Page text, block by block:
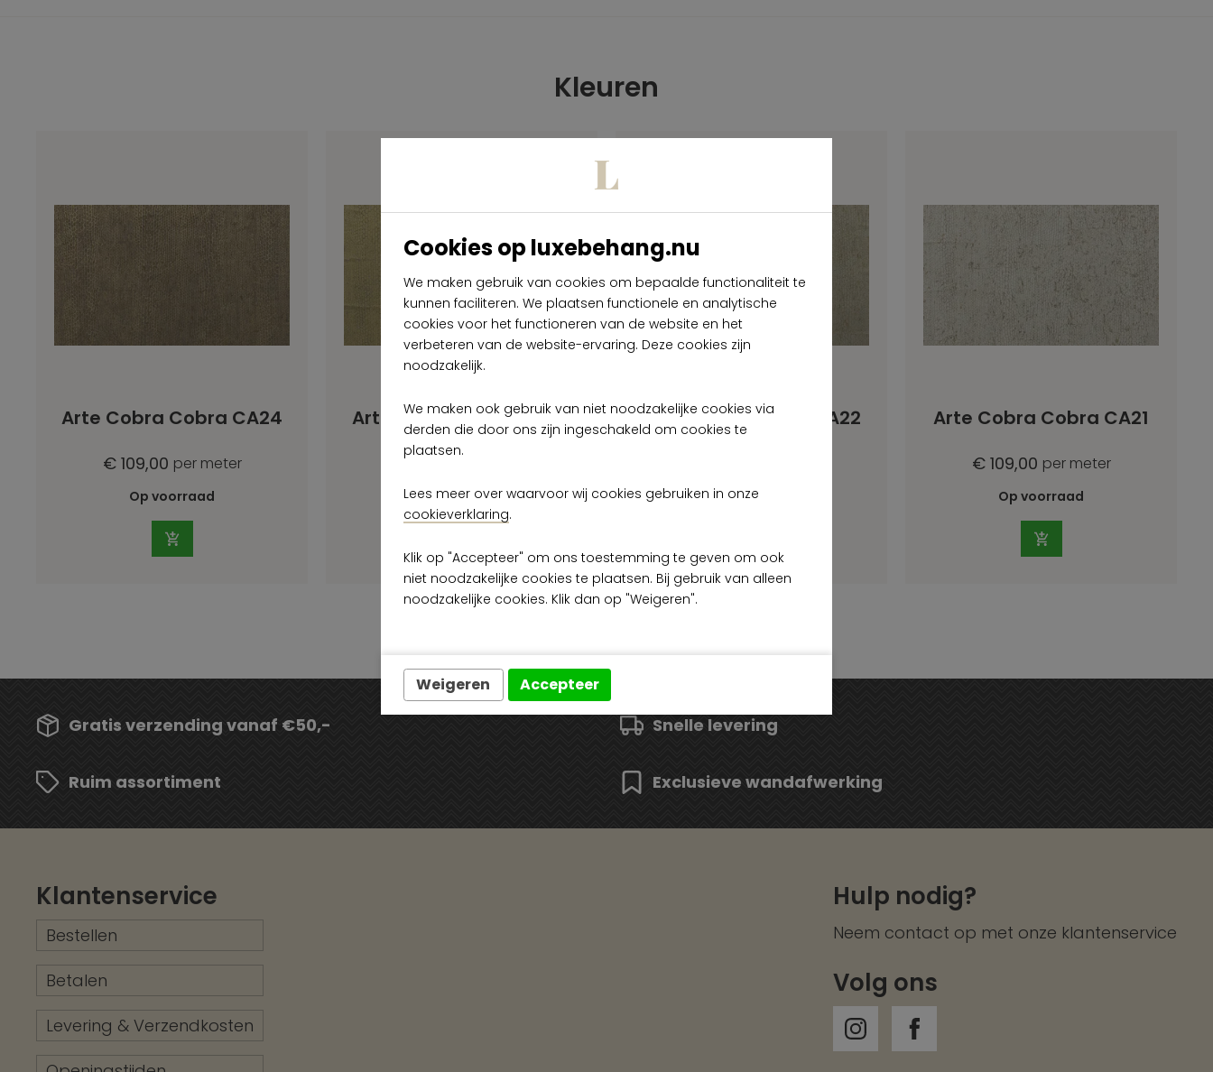
Cookies op luxebehang.nu
We maken gebruik van cookies om bepaalde functionaliteit te
kunnen faciliteren. We plaatsen functionele en analytische
cookies voor het functioneren van de website en het
verbeteren van de website-ervaring. Deze cookies zijn
noodzakelijk.
We maken ook gebruik van niet noodzakelijke cookies via
derden die door ons zijn ingeschakeld om cookies te
plaatsen.
Lees meer over waarvoor wij cookies gebruiken in onze
cookieverklaring.
Klik op "Accepteer" om ons toestemming te geven om ook
niet noodzakelijke cookies te plaatsen. Bij gebruik van alleen
noodzakelijke cookies. Klik dan op "Weigeren".
Weigeren Accepteer
Kleuren
Arte Cobra Cobra CA24
€ 109,00 per meter
Op voorraad
Arte Cobra Cobra CA23
€ 109,00
Op voorraad
Arte Cobra Cobra CA22
Op voorraad
Arte Cobra Cobra CA21
€ 109,00 per meter
Op voorraad
Gratis verzending vanaf €50,- Snelle levering
Ruim assortiment Exclusieve wandafwerking
Klantenservice
Bestellen
Betalen
Levering & Verzendkosten
Hulp nodig?
Neem contact op met onze klantenservice
Volg ons